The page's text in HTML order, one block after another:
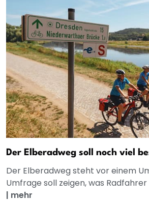
Der Elberadweg soll noch viel
Der Elberadweg steht vor einem
Umfrage soll zeigen, was
| mehr